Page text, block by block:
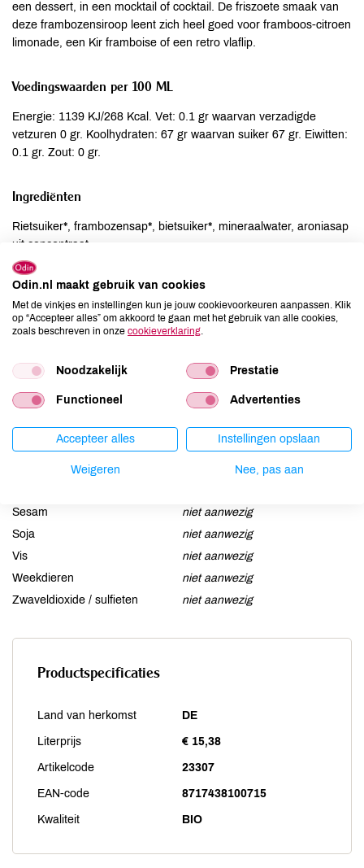
een dessert, in een mocktail of cocktail. De friszoete smaak van
deze frambozensiroop leent zich heel goed voor framboos-citroen
limonade, een Kir framboise of een retro vlaflip.
Voedingswaarden per 100 ML
Energie: 1139 KJ/268 Kcal. Vet: 0.1 gr waarvan verzadigde
vetzuren 0 gr. Koolhydraten: 67 gr waarvan suiker 67 gr. Eiwitten:
0.1 gr. Zout: 0 gr.
Ingrediënten
Rietsuiker*, frambozensap*, bietsuiker*, mineraalwater, aroniasap
uit concentraat.
Allergenen
Aardnoten
niet aanwezig
Gluten
niet aanwezig
Lupine
niet aanwezig
Mosterd
niet aanwezig
Noten
niet aanwezig
Schaaldieren
niet aanwezig
Sesam
niet aanwezig
Soja
niet aanwezig
Vis
niet aanwezig
Weekdieren
niet aanwezig
Zwaveldioxide / sulfieten
niet aanwezig
Productspecificaties
Land van herkomst DE
Literprijs € 15,38
Artikelcode 23307
EAN-code 8717438100715
Kwaliteit BIO
Odin.nl maakt gebruik van cookies
Met de vinkjes en instellingen kun je jouw cookievoorkeuren aanpassen. Klik
op “Accepteer alles” om akkoord te gaan met het gebruik van alle cookies,
zoals beschreven in onze cookieverklaring
Noodzakelijk Prestatie
Functioneel Advertenties
Accepteer alles Instellingen opslaan
Weigeren Nee, pas aan